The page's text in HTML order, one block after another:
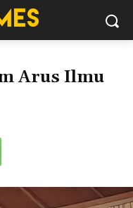
Arus Ilmu